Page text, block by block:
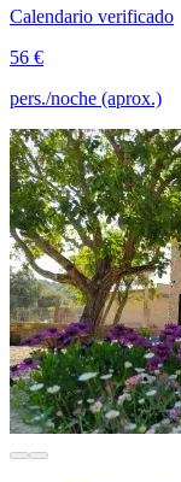
Calendario verificado
56 €
pers./noche (aprox.)